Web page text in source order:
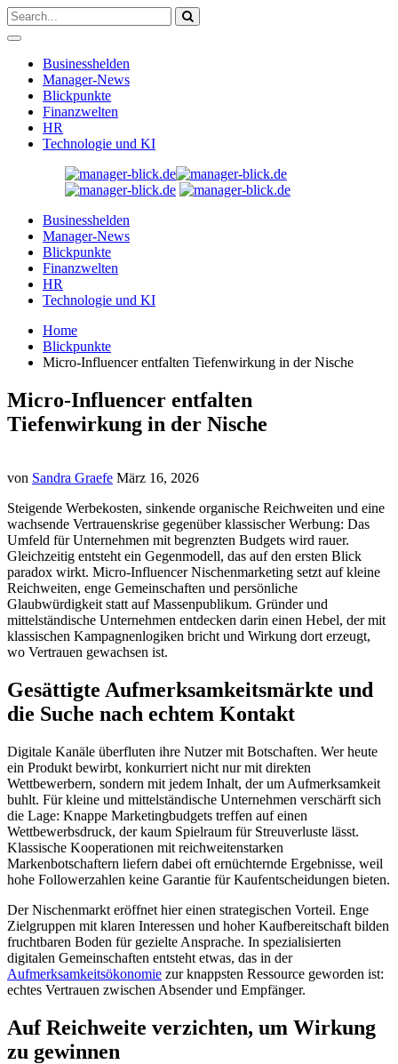
Businesshelden
Manager-News
Blickpunkte
Finanzwelten
HR
Technologie und KI
Businesshelden
Manager-News
Blickpunkte
Finanzwelten
HR
Technologie und KI
Home
Blickpunkte
Micro-Influencer entfalten Tiefenwirkung in der Nische
Micro-Influencer entfalten
Tiefenwirkung in der Nische
von Sandra Graefe März 16, 2026
Steigende Werbekosten, sinkende organische Reichweiten und eine
wachsende Vertrauenskrise gegenüber klassischer Werbung: Das
Umfeld für Unternehmen mit begrenzten Budgets wird rauer.
Gleichzeitig entsteht ein Gegenmodell, das auf den ersten Blick
paradox wirkt. Micro-Influencer Nischenmarketing setzt auf kleine
Reichweiten, enge Gemeinschaften und persönliche
Glaubwürdigkeit statt auf Massenpublikum. Gründer und
mittelständische Unternehmen entdecken darin einen Hebel, der mit
klassischen Kampagnenlogiken bricht und Wirkung dort erzeugt,
wo Vertrauen gewachsen ist.
Gesättigte Aufmerksamkeitsmärkte und
die Suche nach echtem Kontakt
Digitale Kanäle überfluten ihre Nutzer mit Botschaften. Wer heute
ein Produkt bewirbt, konkurriert nicht nur mit direkten
Wettbewerbern, sondern mit jedem Inhalt, der um Aufmerksamkeit
buhlt. Für kleine und mittelständische Unternehmen verschärft sich
die Lage: Knappe Marketingbudgets treffen auf einen
Wettbewerbsdruck, der kaum Spielraum für Streuverluste lässt.
Klassische Kooperationen mit reichweitenstarken
Markenbotschaftern liefern dabei oft ernüchternde Ergebnisse, weil
hohe Followerzahlen keine Garantie für Kaufentscheidungen bieten.
Der Nischenmarkt eröffnet hier einen strategischen Vorteil. Enge
Zielgruppen mit klaren Interessen und hoher Kaufbereitschaft bilden
fruchtbaren Boden für gezielte Ansprache. In spezialisierten
digitalen Gemeinschaften entsteht etwas, das in der
Aufmerksamkeitsökonomie zur knappsten Ressource geworden ist:
echtes Vertrauen zwischen Absender und Empfänger.
Auf Reichweite verzichten, um Wirkung
zu gewinnen